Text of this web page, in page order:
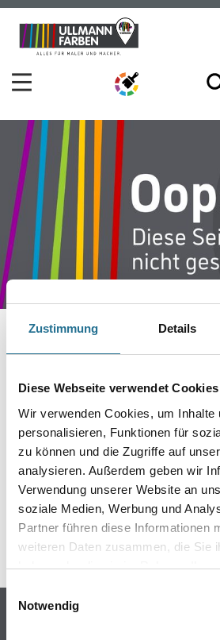
Zustimmung Details
Diese Webseite verwendet Cookies
Wir verwenden Cookies, um Inhalte
personalisieren, Funktionen für
zu können und die Zugriffe auf
analysieren. Außerdem geben wir
Verwendung unserer Website an
soziale Medien, Werbung und
Partner führen diese Informationen
weiteren Daten zusammen, die Sie
haben oder die sie im Rahmen
Einwilligungsauswahl
Notwendig
Zum
Inhalt
Zum
Navigationsmenü
IST
Keine Sorge, wir pinseln schon
werden das Problem so schnell
Erkunden Sie in der Zwischenzeit
und lassen Sie sich
ZURÜCK ZUM
Online-Shop